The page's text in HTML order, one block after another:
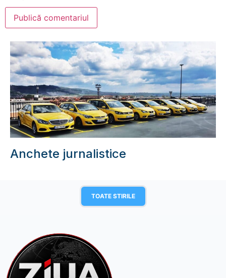
Anchete jurnalistice
TOATE STIRILE